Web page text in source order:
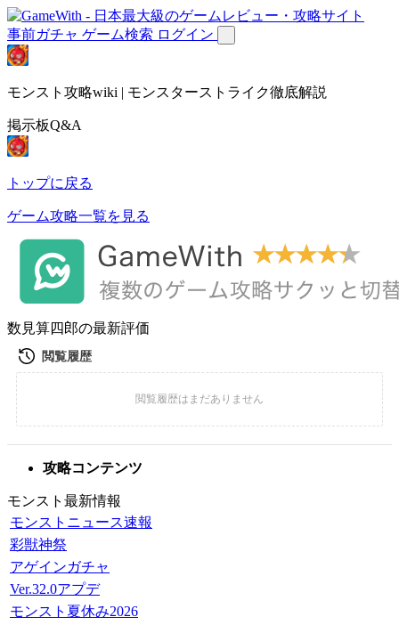
事前ガチャ ゲーム検索 ログイン
モンスト攻略wiki | モンスターストライク徹底解説
掲示板Q&A
トップに戻る
ゲーム攻略一覧を見る
数見算四郎の最新評価
攻略コンテンツ
モンスト最新情報
モンストニュース速報
彩獣神祭
アゲインガチャ
Ver.32.0アプデ
モンスト夏休み2026